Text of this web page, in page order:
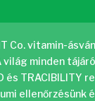
Co. vitamin-
világ minden
és
ellenőrzésünk